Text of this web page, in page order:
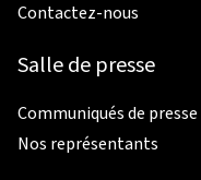
Contactez-nous
Salle de presse
Communiqués de presse
Nos représentants